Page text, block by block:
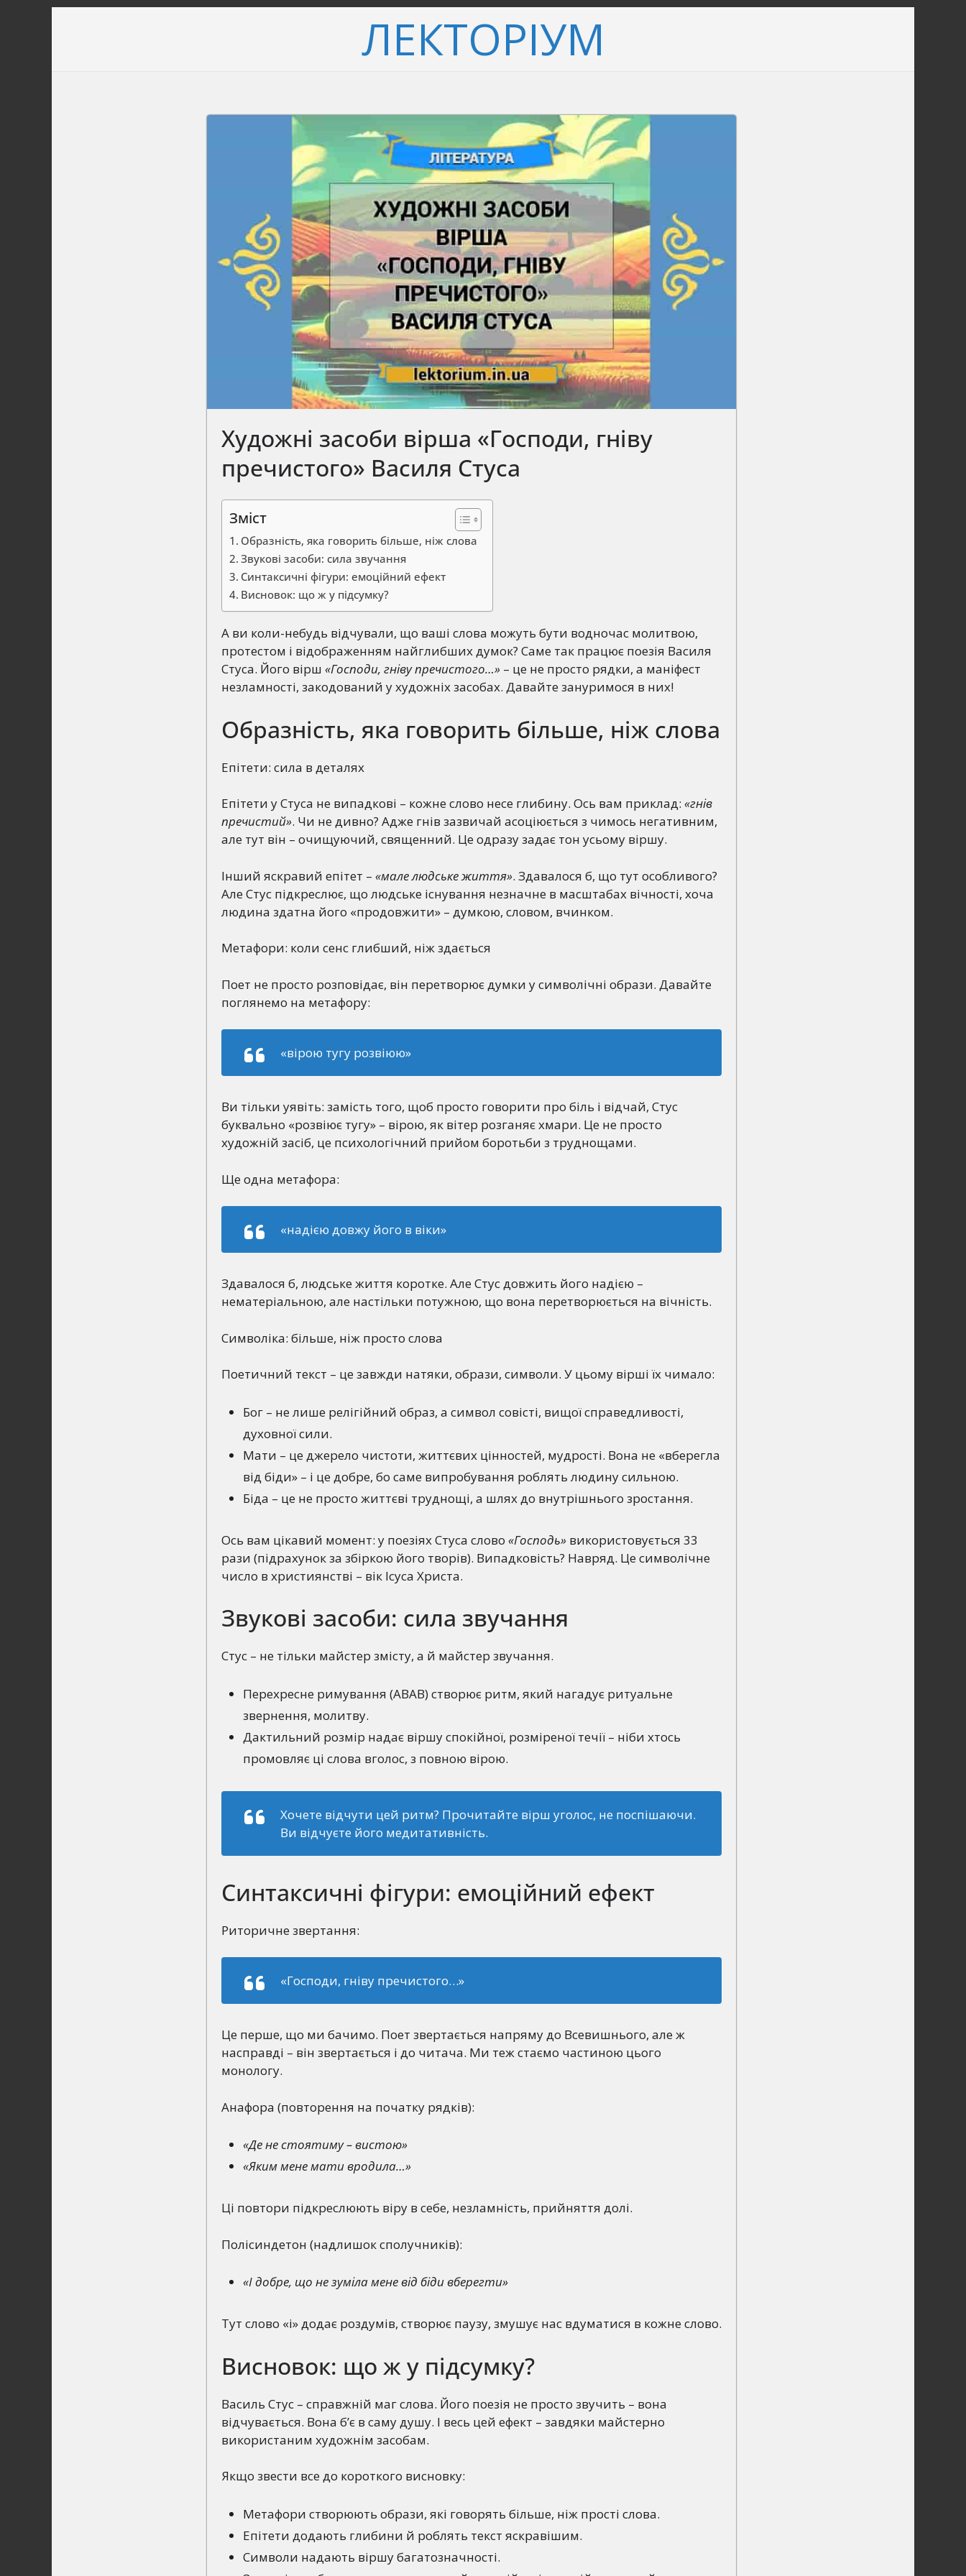
ЛЕКТОРІУМ
Художні засоби вірша «Господи, гніву
пречистого» Василя Стуса
Зміст
Образність, яка говорить більше, ніж слова
Звукові засоби: сила звучання
Синтаксичні фігури: емоційний ефект
Висновок: що ж у підсумку?
А ви коли-небудь відчували, що ваші слова можуть бути водночас молитвою,
протестом і відображенням найглибших думок? Саме так працює поезія Василя
Стуса. Його вірш «Господи, гніву пречистого…» – це не просто рядки, а маніфест
незламності, закодований у художніх засобах. Давайте зануримося в них!
Образність, яка говорить більше, ніж слова
Епітети: сила в деталях
Епітети у Стуса не випадкові – кожне слово несе глибину. Ось вам приклад: «гнів
пречистий». Чи не дивно? Адже гнів зазвичай асоціюється з чимось негативним,
але тут він – очищуючий, священний. Це одразу задає тон усьому віршу.
Інший яскравий епітет – «мале людське життя». Здавалося б, що тут особливого?
Але Стус підкреслює, що людське існування незначне в масштабах вічності, хоча
людина здатна його «продовжити» – думкою, словом, вчинком.
Метафори: коли сенс глибший, ніж здається
Поет не просто розповідає, він перетворює думки у символічні образи. Давайте
поглянемо на метафору:
«вірою тугу розвіюю»
Ви тільки уявіть: замість того, щоб просто говорити про біль і відчай, Стус
буквально «розвіює тугу» – вірою, як вітер розганяє хмари. Це не просто
художній засіб, це психологічний прийом боротьби з труднощами.
Ще одна метафора:
«надією довжу його в віки»
Здавалося б, людське життя коротке. Але Стус довжить його надією –
нематеріальною, але настільки потужною, що вона перетворюється на вічність.
Символіка: більше, ніж просто слова
Поетичний текст – це завжди натяки, образи, символи. У цьому вірші їх чимало:
Бог – не лише релігійний образ, а символ совісті, вищої справедливості,
духовної сили.
Мати – це джерело чистоти, життєвих цінностей, мудрості. Вона не «вберегла
від біди» – і це добре, бо саме випробування роблять людину сильною.
Біда – це не просто життєві труднощі, а шлях до внутрішнього зростання.
Ось вам цікавий момент: у поезіях Стуса слово «Господь» використовується 33
рази (підрахунок за збіркою його творів). Випадковість? Навряд. Це символічне
число в християнстві – вік Ісуса Христа.
Звукові засоби: сила звучання
Стус – не тільки майстер змісту, а й майстер звучання.
Перехресне римування (АВАВ) створює ритм, який нагадує ритуальне
звернення, молитву.
Дактильний розмір надає віршу спокійної, розміреної течії – ніби хтось
промовляє ці слова вголос, з повною вірою.
Хочете відчути цей ритм? Прочитайте вірш уголос, не поспішаючи.
Ви відчуєте його медитативність.
Синтаксичні фігури: емоційний ефект
Риторичне звертання:
«Господи, гніву пречистого…»
Це перше, що ми бачимо. Поет звертається напряму до Всевишнього, але ж
насправді – він звертається і до читача. Ми теж стаємо частиною цього
монологу.
Анафора (повторення на початку рядків):
«Де не стоятиму – вистою»
«Яким мене мати вродила…»
Ці повтори підкреслюють віру в себе, незламність, прийняття долі.
Полісиндетон (надлишок сполучників):
«І добре, що не зуміла мене від біди вберегти»
Тут слово «і» додає роздумів, створює паузу, змушує нас вдуматися в кожне слово.
Висновок: що ж у підсумку?
Василь Стус – справжній маг слова. Його поезія не просто звучить – вона
відчувається. Вона б’є в саму душу. І весь цей ефект – завдяки майстерно
використаним художнім засобам.
Якщо звести все до короткого висновку:
Метафори створюють образи, які говорять більше, ніж прості слова.
Епітети додають глибини й роблять текст яскравішим.
Символи надають віршу багатозначності.